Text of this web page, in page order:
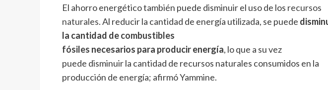
El ahorro energético también puede disminuir el uso de los recursos
naturales. Al reducir la cantidad de energía utilizada, se puede
la cantidad decombustibles
fósiles necesarios para producir energía, lo que a su vez
puede disminuir la cantidad de recursos naturales consumidos en la
producción de energía; afirmó Yammine.